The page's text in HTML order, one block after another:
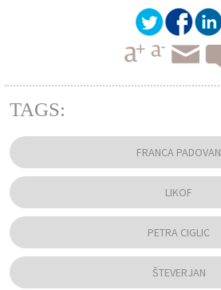
TAGS:
FRANCA PADOVAN
LIKOF
PETRA CIGLIC
ŠTEVERJAN